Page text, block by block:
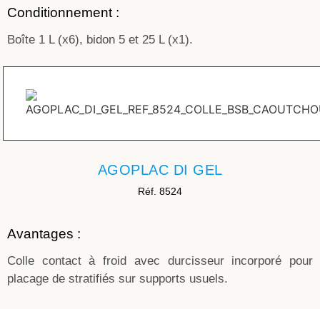
Conditionnement :
Boîte 1 L (x6), bidon 5 et 25 L (x1).
AGOPLAC DI GEL
Réf. 8524
Avantages :
Colle contact à froid avec durcisseur incorporé pour
placage de stratifiés sur supports usuels.